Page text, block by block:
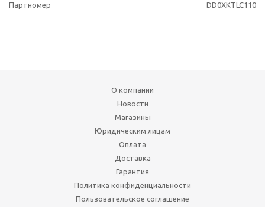
Партномер DD0XKTLC110
О компании
Новости
Магазины
Юридическим лицам
Оплата
Доставка
Гарантия
Политика конфиденциальности
Пользовательское соглашение